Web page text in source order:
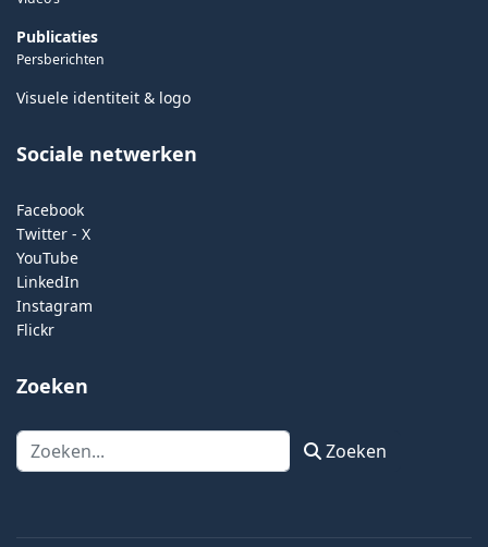
Publicaties
Persberichten
Visuele identiteit & logo
Sociale netwerken
Facebook
Twitter - X
YouTube
LinkedIn
Instagram
Flickr
Zoeken
Zoeken Zoeken